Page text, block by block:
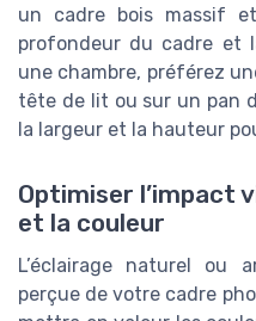
un cadre bois massif
profondeur du cadre et
une chambre, préférez
tête de lit ou sur un pan
la largeur et la hauteur
Optimiser l’impact
et la couleur
L’éclairage naturel ou
perçue de votre cadre